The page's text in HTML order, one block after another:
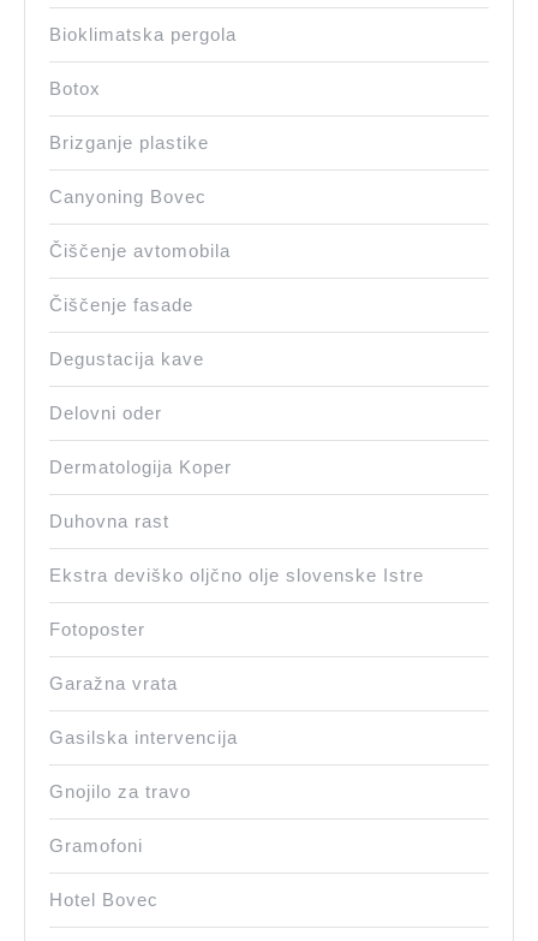
Bioklimatska pergola
Botox
Brizganje plastike
Canyoning Bovec
Čiščenje avtomobila
Čiščenje fasade
Degustacija kave
Delovni oder
Dermatologija Koper
Duhovna rast
Ekstra deviško oljčno olje slovenske Istre
Fotoposter
Garažna vrata
Gasilska intervencija
Gnojilo za travo
Gramofoni
Hotel Bovec